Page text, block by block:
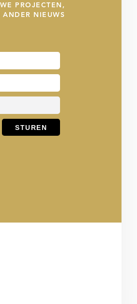
PROJECTEN,
NIEUWS